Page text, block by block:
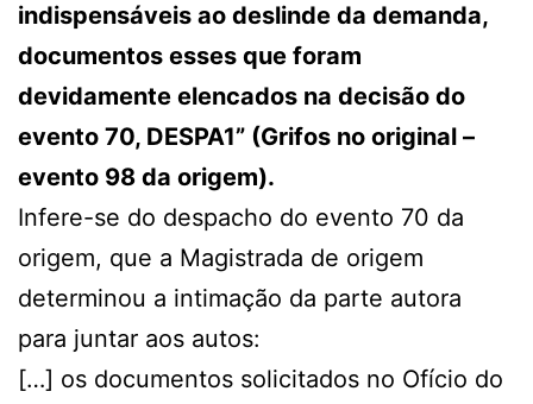
indispensáveis ao deslinde da demanda,
documentos esses que foram
devidamente elencados na decisão do
evento 70, DESPA1” (Grifos no original –
evento 98 da origem).
Infere-se do despacho do evento 70 da
origem, que a Magistrada de origem
determinou a intimação da parte autora
para juntar aos autos:
[…] os documentos solicitados no Ofício do